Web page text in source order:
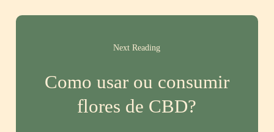
Next Reading
Como usar ou consumir
flores de CBD?